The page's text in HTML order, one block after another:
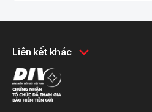
Liên kết khác
Khách hàng cá nhân
Chi tiêu
Tiết kiệm
Vay